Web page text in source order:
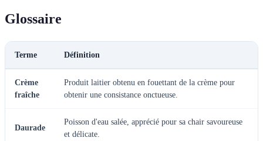
Glossaire
Terme Définition
Crème
fraîche
Produit laitier obtenu en fouettant de la crème pour
obtenir une consistance onctueuse.
Daurade
Poisson d'eau salée, apprécié pour sa chair savoureuse
et délicate.